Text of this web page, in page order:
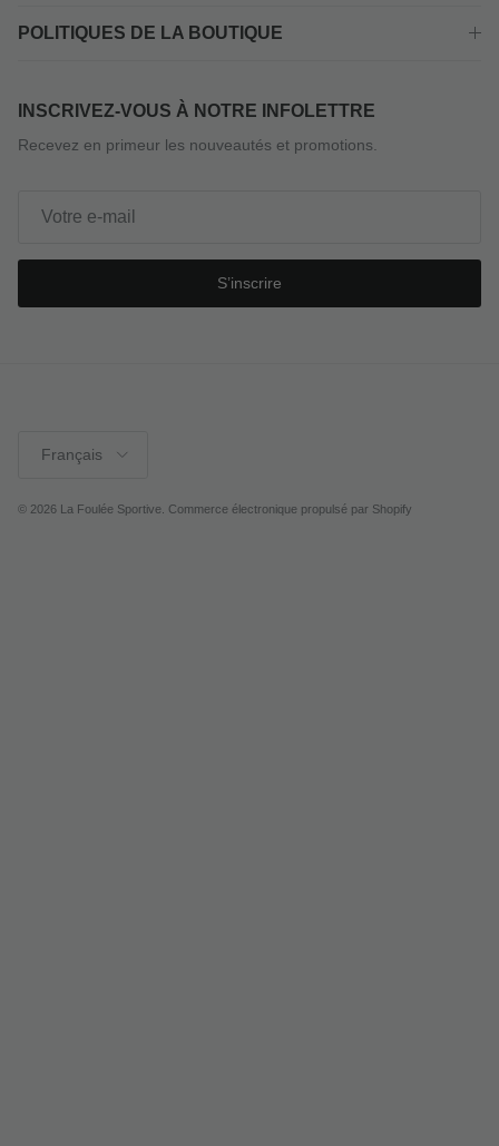
POLITIQUES DE LA BOUTIQUE
INSCRIVEZ-VOUS À NOTRE INFOLETTRE
Recevez en primeur les nouveautés et promotions.
S’inscrire
Français
© 2026 La Foulée Sportive Commerce électronique propulsé par Shopify